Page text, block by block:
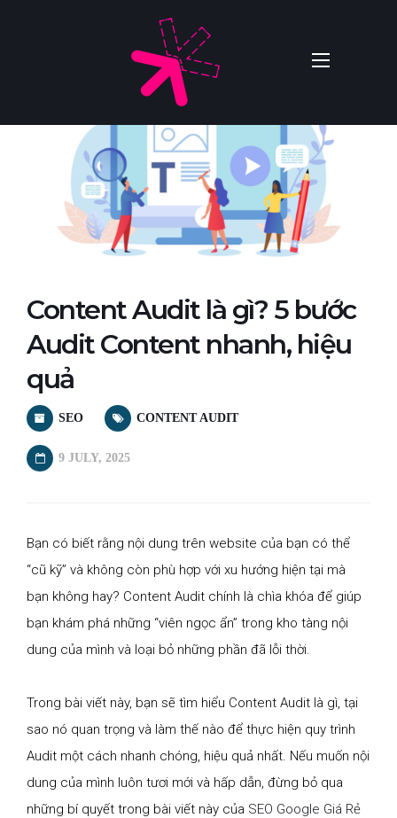
Content Audit là gì? 5 bước
Audit Content nhanh, hiệu
quả
SEO CONTENT AUDIT
9 JULY, 2025
Bạn có biết rằng nội dung trên website của bạn có thể
“cũ kỹ” và không còn phù hợp với xu hướng hiện tại mà
bạn không hay? Content Audit chính là chìa khóa để giúp
bạn khám phá những “viên ngọc ẩn” trong kho tàng nội
dung của mình và loại bỏ những phần đã lỗi thời.
Trong bài viết này, bạn sẽ tìm hiểu Content Audit là gì, tại
sao nó quan trọng và làm thế nào để thực hiện quy trình
Audit một cách nhanh chóng, hiệu quả nhất. Nếu muốn nội
dung của mình luôn tươi mới và hấp dẫn, đừng bỏ qua
những bí quyết trong bài viết này của SEO Google Giá Rẻ